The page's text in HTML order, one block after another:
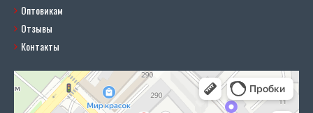
Оптовикам
Отзывы
Контакты